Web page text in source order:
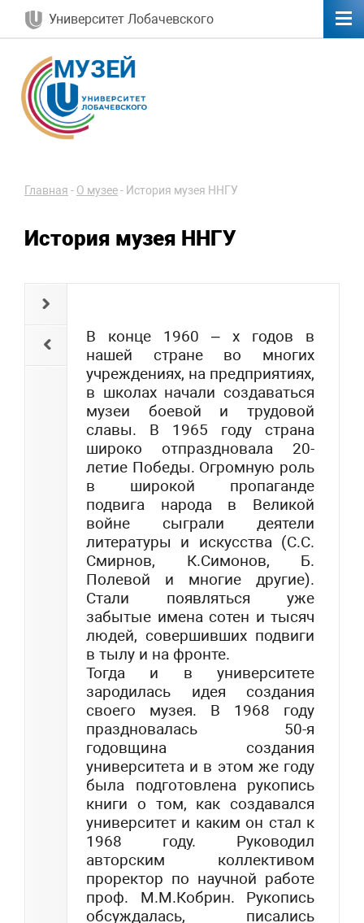
Университет Лобачевского
Главная - О музее- История музея ННГУ
История музея ННГУ
В конце 1960 – х годов в
нашей стране во многих
учреждениях, на предприятиях,
в школах начали создаваться
музеи боевой и трудовой
славы. В 1965 году страна
широко отпраздновала 20-
летие Победы. Огромную роль
в широкой пропаганде
подвига народа в Великой
войне сыграли деятели
литературы и искусства (С.С.
Смирнов, К.Симонов, Б.
Полевой и многие другие).
Стали появляться уже
забытые имена сотен и тысяч
людей, совершивших подвиги
в тылу и на фронте.
Тогда и в университете
зародилась идея создания
своего музея. В 1968 году
праздновалась 50-я
годовщина создания
университета и в этом же году
была подготовлена рукопись
книги о том, как создавался
университет и каким он стал к
1968 году. Руководил
авторским коллективом
проректор по научной работе
проф. М.М.Кобрин. Рукопись
обсуждалась, писались